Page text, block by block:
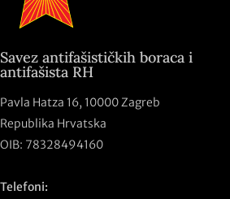
Savez antifašističkih boraca i
antifašista RH
Pavla Hatza 16, 10000 Zagreb
Republika Hrvatska
OIB: 78328494160
Telefoni: